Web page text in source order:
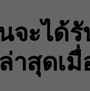
ะได้
สุดเมื่